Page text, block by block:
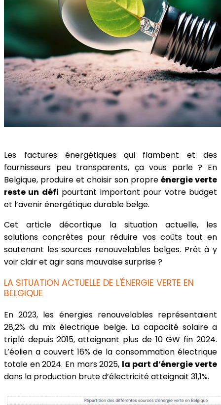
Les factures énergétiques qui flambent et des
fournisseurs peu transparents, ça vous parle ? En
Belgique, produire et choisir son propre énergie verte
reste un défi pourtant important pour votre budget
et l’avenir énergétique durable belge.
Cet article décortique la situation actuelle, les
solutions concrètes pour réduire vos coûts tout en
soutenant les sources renouvelables belges. Prêt à y
voir clair et agir sans mauvaise surprise ?
LA SITUATION ACTUELLE DE L'ÉNERGIE VERTE EN
BELGIQUE
En 2023, les énergies renouvelables représentaient
28,2% du mix électrique belge. La capacité solaire a
triplé depuis 2015, atteignant plus de 10 GW fin 2024.
L’éolien a couvert 16% de la consommation électrique
totale en 2024. En mars 2025, la part d’énergie verte
dans la production brute d’électricité atteignait 31,1%.